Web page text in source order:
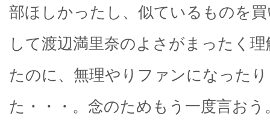
部ほしかったし、似ているものを
して渡辺満里奈のよさがまったく
たのに、無理やりファンになった
た・・・。念のためもう一度言お